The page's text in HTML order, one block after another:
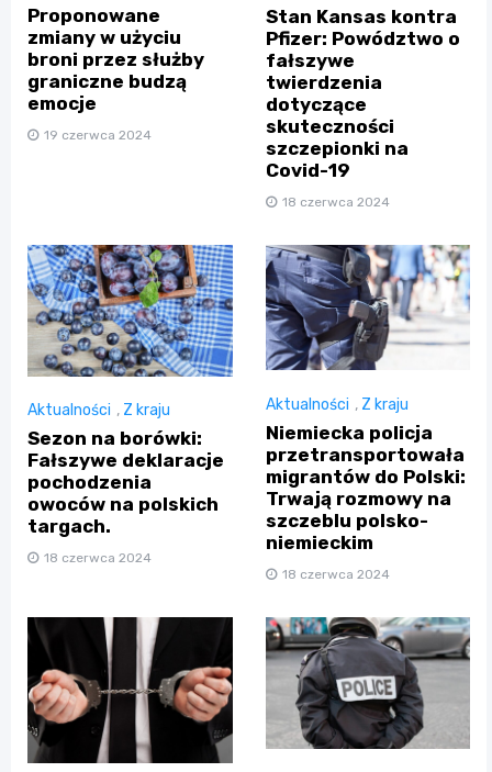
Proponowane
zmiany w użyciu
broni przez służby
graniczne budzą
emocje
19 czerwca 2024
Stan Kansas kontra
Pfizer: Powództwo o
fałszywe
twierdzenia
dotyczące
skuteczności
szczepionki na
Covid-19
18 czerwca 2024
Aktualności , Z kraju
Sezon na borówki:
Fałszywe deklaracje
pochodzenia
owoców na polskich
targach.
18 czerwca 2024
Aktualności , Z kraju
Niemiecka policja
przetransportowała
migrantów do Polski:
Trwają rozmowy na
szczeblu polsko-
niemieckim
18 czerwca 2024